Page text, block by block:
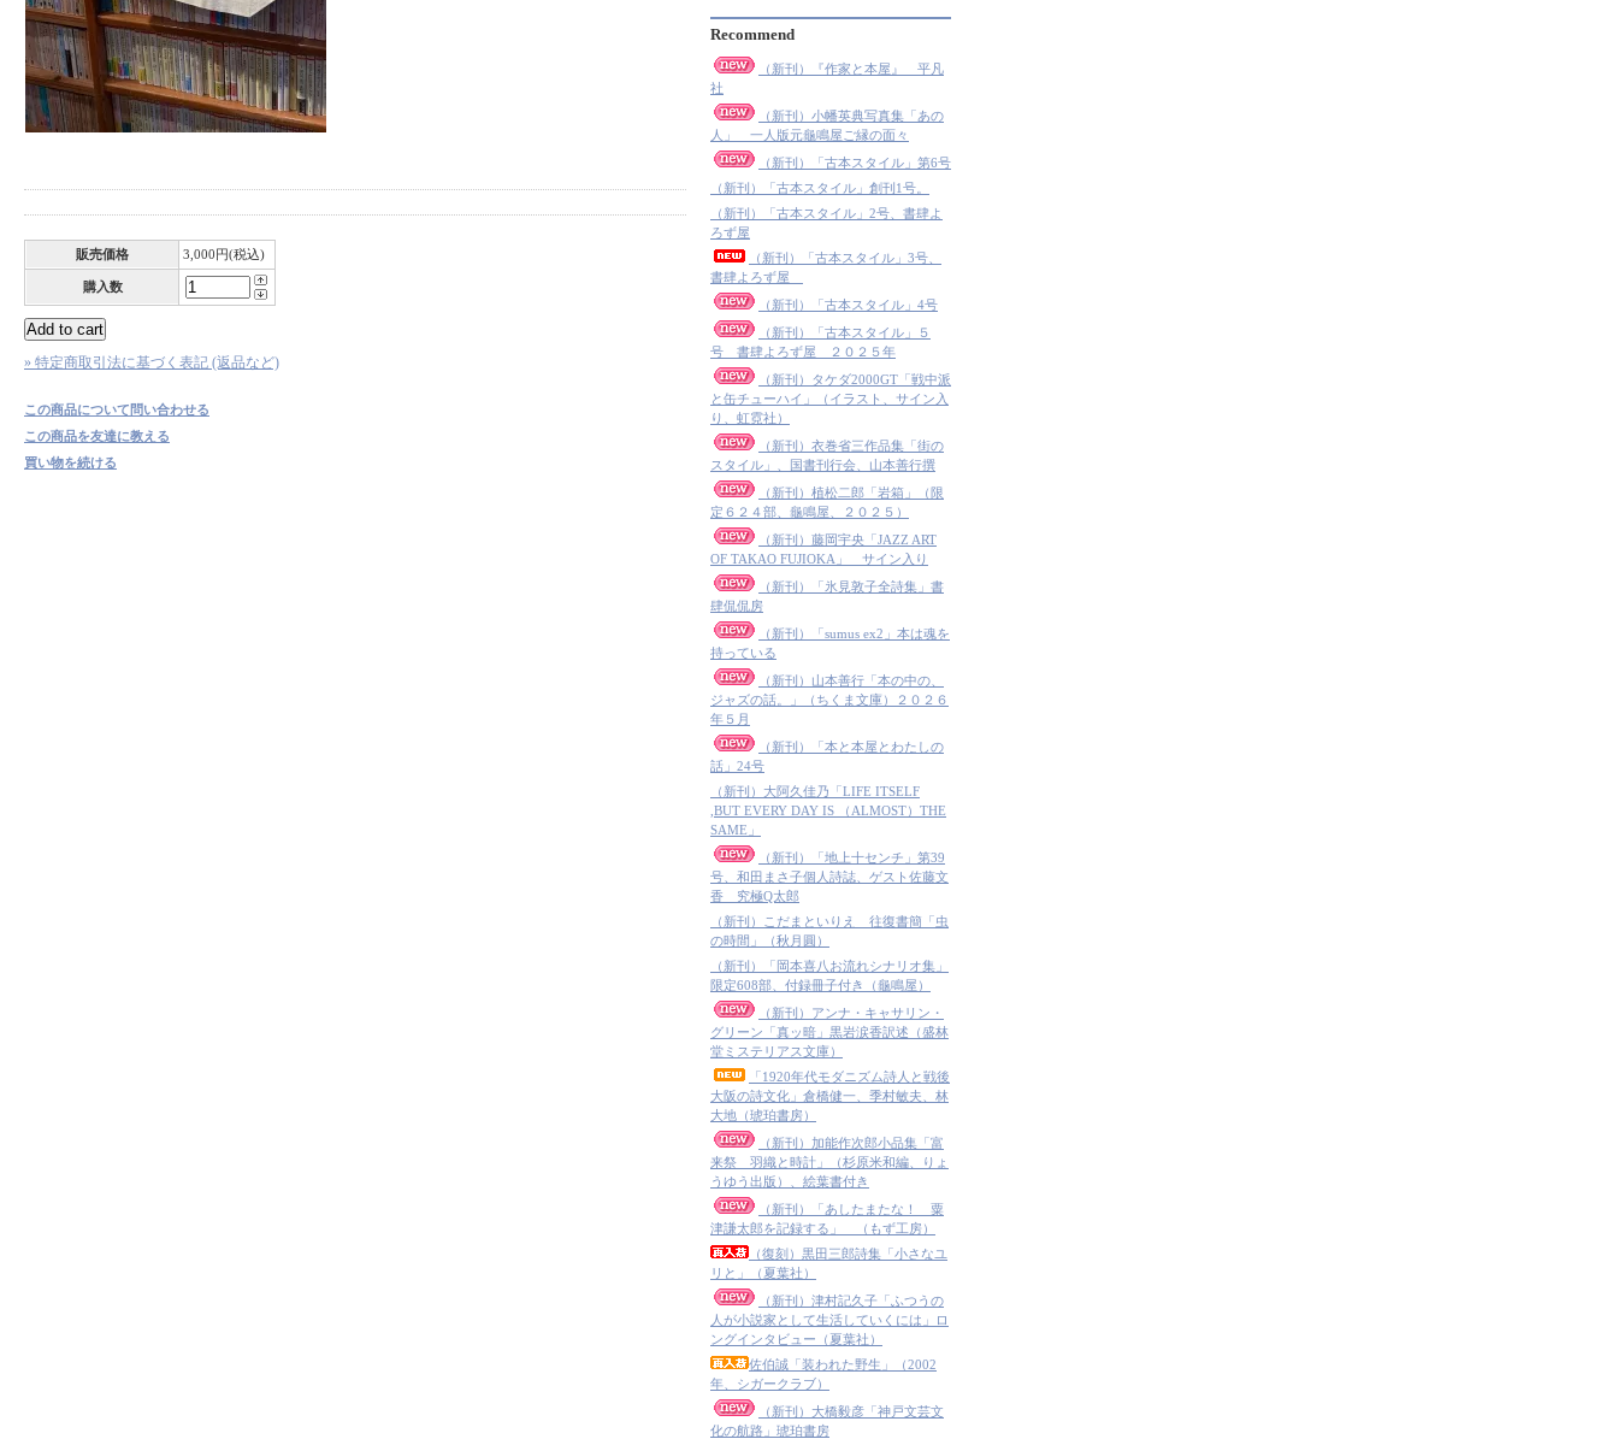
販売価格 3,000円(税込)
購入数
» 特定商取引法に基づく表記 (返品など)
この商品について問い合わせる
この商品を友達に教える
買い物を続ける
Recommend
（新刊）『作家と本屋』 平凡
社
（新刊）小幡英典写真集「あの
人」 一人版元龜鳴屋ご縁の面々
（新刊）「古本スタイル」第6号
（新刊）「古本スタイル」創刊1号。
（新刊）「古本スタイル」2号、書肆よ
ろず屋
（新刊）「古本スタイル」3号、
書肆よろず屋
（新刊）「古本スタイル」4号
（新刊）「古本スタイル」５
号 書肆よろず屋 ２０２５年
（新刊）タケダ2000GT「戦中派
と缶チューハイ」（イラスト、サイン入
り、虹霓社）
（新刊）衣巻省三作品集「街の
スタイル」、国書刊行会、山本善行撰
（新刊）植松二郎「岩箱」（限
定６２４部、龜鳴屋、２０２５）
（新刊）藤岡宇央「JAZZ ART
OF TAKAO FUJIOKA」 サイン入り
（新刊）「氷見敦子全詩集」書
肆侃侃房
（新刊）「sumus ex2」本は魂を
持っている
（新刊）山本善行「本の中の、
ジャズの話。」（ちくま文庫）２０２６
年５月
（新刊）「本と本屋とわたしの
話」24号
（新刊）大阿久佳乃「LIFE ITSELF
,BUT EVERY DAY IS （ALMOST）THE
SAME」
（新刊）「地上十センチ」第39
号、和田まさ子個人詩誌、ゲスト佐藤文
香 究極Q太郎
（新刊）こだまといりえ 往復書簡「虫
の時間」（秋月圓）
（新刊）「岡本喜八お流れシナリオ集」
限定608部、付録冊子付き（龜鳴屋）
（新刊）アンナ・キャサリン・
グリーン「真ッ暗」黒岩涙香訳述（盛林
堂ミステリアス文庫）
「1920年代モダニズム詩人と戦後
大阪の詩文化」倉橋健一、季村敏夫、林
大地（琥珀書房）
（新刊）加能作次郎小品集「富
来祭 羽織と時計」（杉原米和編、りょ
うゆう出版）、絵葉書付き
（新刊）「あしたまたな！ 粟
津謙太郎を記録する」 （もず工房）
（復刻）黒田三郎詩集「小さなユ
リと」（夏葉社）
（新刊）津村記久子「ふつうの
人が小説家として生活していくには」ロ
ングインタビュー（夏葉社）
佐伯誠「装われた野生」（2002
年、シガークラブ）
（新刊）大橋毅彦「神戸文芸文
化の航路」琥珀書房